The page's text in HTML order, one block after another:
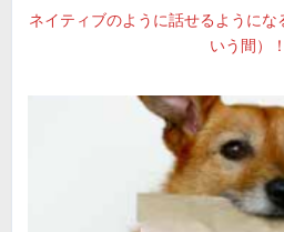
ネイティブのように話せるようにな
いう間）！